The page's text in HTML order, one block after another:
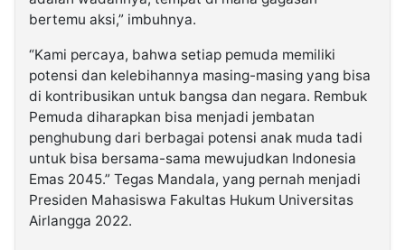
bertemu aksi,” imbuhnya.
“Kami percaya, bahwa setiap pemuda memiliki
potensi dan kelebihannya masing-masing yang bisa
di kontribusikan untuk bangsa dan negara. Rembuk
Pemuda diharapkan bisa menjadi jembatan
penghubung dari berbagai potensi anak muda tadi
untuk bisa bersama-sama mewujudkan Indonesia
Emas 2045.” Tegas Mandala, yang pernah menjadi
Presiden Mahasiswa Fakultas Hukum Universitas
Airlangga 2022.